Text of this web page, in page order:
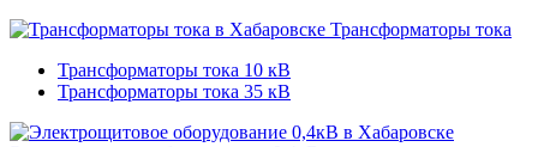
Трансформаторы тока
Трансформаторы тока 10 кВ
Трансформаторы тока 35 кВ